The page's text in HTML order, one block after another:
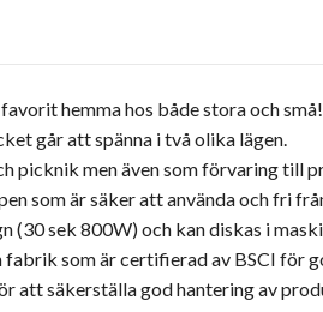
hemma hos både stora och
går att spänna i två olika lägen.
picknik men även som förvaring till
som är säker att använda och fri
(30 sek 800W) och kan diskas i
som är certifierad av BSCI för
att säkerställa god hantering av